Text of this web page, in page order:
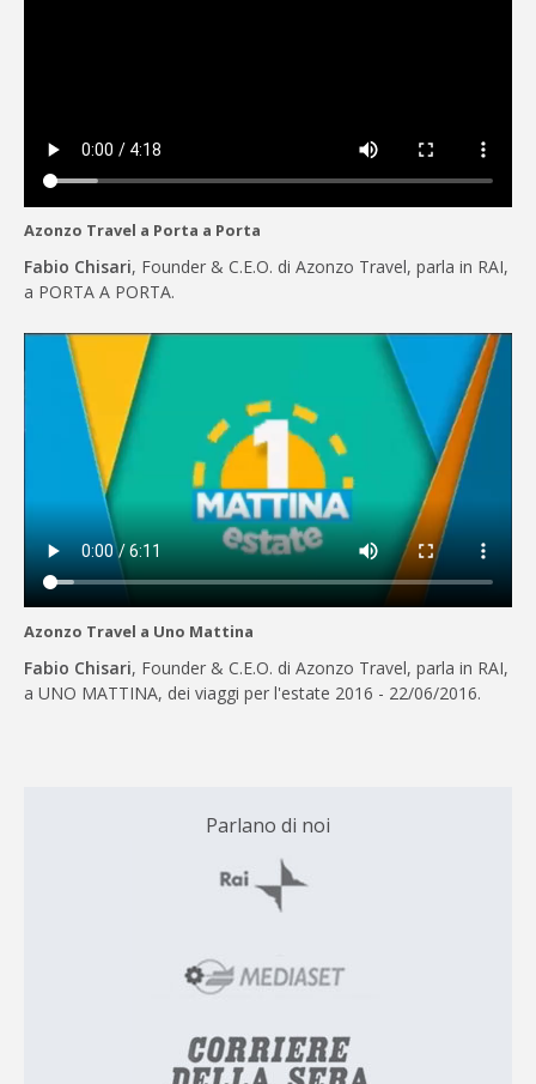
Azonzo Travel a Porta a Porta
Fabio Chisari, Founder & C.E.O. di Azonzo Travel, parla in RAI,
a PORTA A PORTA.
Azonzo Travel a Uno Mattina
Fabio Chisari, Founder & C.E.O. di Azonzo Travel, parla in RAI,
a UNO MATTINA, dei viaggi per l'estate 2016 - 22/06/2016.
Parlano di noi